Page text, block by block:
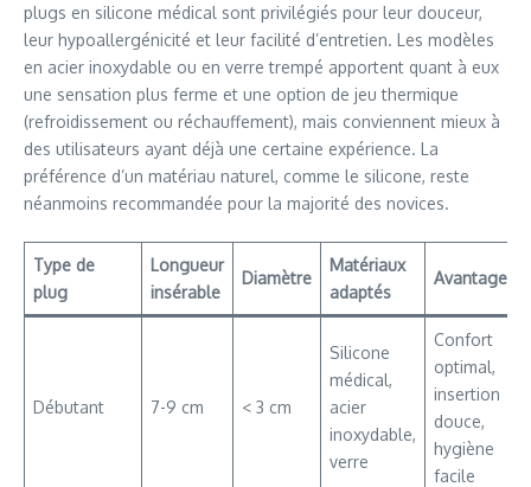
plugs en silicone médical sont privilégiés pour leur douceur,
leur hypoallergénicité et leur facilité d’entretien. Les modèles
en acier inoxydable ou en verre trempé apportent quant à eux
une sensation plus ferme et une option de jeu thermique
(refroidissement ou réchauffement), mais conviennent mieux à
des utilisateurs ayant déjà une certaine expérience. La
préférence d’un matériau naturel, comme le silicone, reste
néanmoins recommandée pour la majorité des novices.
Type de
plug
Longueur
insérable
Diamètre
Matériaux
adaptés
Avantages
Débutant 7-9 cm < 3 cm
Silicone
médical,
acier
inoxydable,
verre
Confort
optimal,
insertion
douce,
hygiène
facile